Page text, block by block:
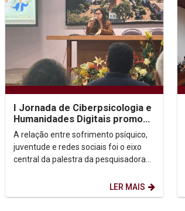
I Jornada de Ciberpsicologia e
Humanidades Digitais promove
debate sobre sofrimento
psíquico nas...
A relação entre sofrimento psíquico,
juventude e redes sociais foi o eixo
central da palestra da pesquisadora
LER MAIS